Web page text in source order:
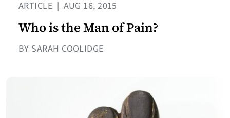
ARTICLE | AUG 16, 2015
Who is the Man of Pain?
BY SARAH COOLIDGE